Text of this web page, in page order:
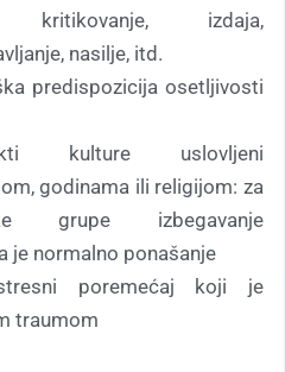
kritikovanje, izdaja,
nasilje, itd.
predispozicija osetljivosti
kulture uslovljeni
godinama ili religijom: za
grupe izbegavanje
je normalno ponašanje
poremećaj koji je
traumom